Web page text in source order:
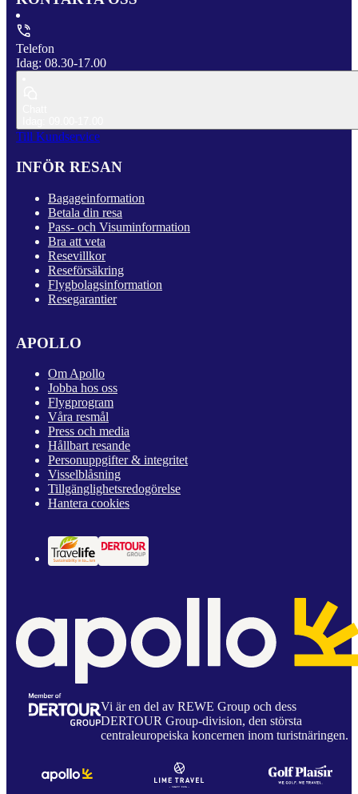
Telefon
Idag: 08.30-17.00
Till Kundservice
INFÖR RESAN
Bagageinformation
Betala din resa
Pass- och Visuminformation
Bra att veta
Resevillkor
Reseförsäkring
Flygbolagsinformation
Resegarantier
APOLLO
Om Apollo
Jobba hos oss
Flygprogram
Våra resmål
Press och media
Hållbart resande
Personuppgifter & integritet
Visselblåsning
Tillgänglighetsredogörelse
Hantera cookies
Vi är en del av REWE Group och dess
DERTOUR Group-division, den största
centraleuropeiska koncernen inom turistnäringen.